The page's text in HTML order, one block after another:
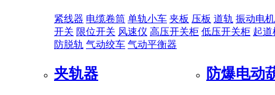
紧线器 电缆卷筒 单轨小车 夹板 压板 道轨 振动电机
开关 限位开关 风速仪 高压开关柜 低压开关柜 起道
防脱轨 气动绞车 气动平衡器
夹轨器 防爆电动